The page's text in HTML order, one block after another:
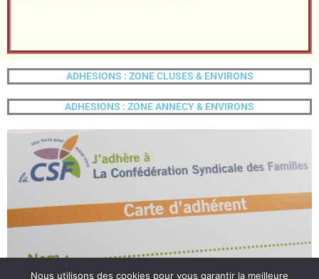
ADHESIONS : ZONE CLUSES & ENVIRONS
ADHESIONS : ZONE ANNECY & ENVIRONS
Nous utilisons des cookies pour vous garantir la meilleure